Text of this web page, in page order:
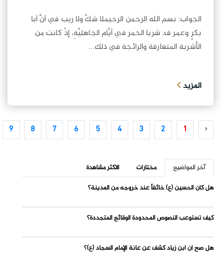
الجواب: بسم الله الرحمن الرحيملا شكَّ ولا ريب في أنَّ أبا
بكرٍ وعمر قد شربا الخمر في أيَّام الجاهليَّةِ، إذْ كانت من
الأشربة المتعارفة والرائجة في ذلك...
المزيد
‹
1
2
3
4
5
6
7
8
9
آخر المواضيع مختارات
الاكثر مشاهدة
هل كان الحسين (ع) خائفاً عند خروجه من المدينة؟
كيف تستوعب النصوص المحدودة الوقائع المتجددة؟
هل صح أن ابن زياد كشف عن عانة الإمام السجاد (ع)؟